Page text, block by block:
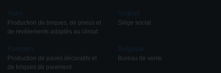
Aalst
Production de briques, de pneus et
de revêtements adaptés au climat
Kampen
Production de pavés décoratifs et
de briques de parement
Veghel
Siège social
Belgique
Bureau de vente